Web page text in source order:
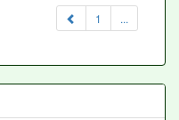
1 ...